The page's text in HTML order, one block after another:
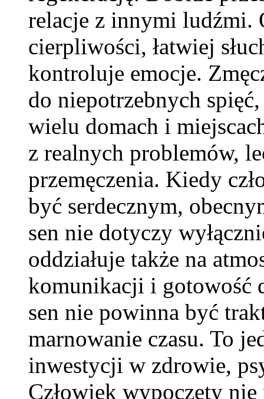
relacje z innymi ludźmi.
cierpliwości, łatwiej
kontroluje emocje.
do niepotrzebnych
wielu domach i
z realnych problemów,
przemęczenia. Kiedy
być serdecznym,
sen nie dotyczy
oddziałuje także na
komunikacji i gotowość
sen nie powinna być
marnowanie czasu. To
inwestycji w zdrowie,
Człowiek wypoczęty